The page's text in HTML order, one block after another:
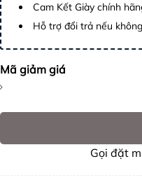
Cam Kết Giày chính
Hỗ trợ đổi trả nếu
Mã giảm giá
Gọi đặt